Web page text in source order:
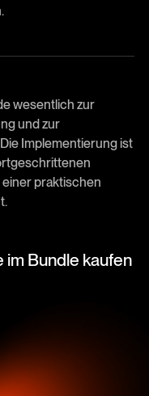
wesentlich zur
und zur
Implementierung ist
praktischen
im Bundle kaufen